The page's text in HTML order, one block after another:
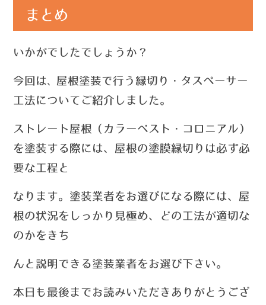
まとめ
いかがでしたでしょうか？
今回は、 屋根塗装で行う縁切り・タスペーサー
工法についてご紹介しました。
ストレート屋根（カラーベスト・コロニアル）
を塗装する際には、屋根の塗膜縁切りは必ず必
要な工程と
なります。塗装業者をお選びになる際には、屋
根の状況をしっかり見極め、どの工法が適切な
のかをきち
んと説明できる塗装業者をお選び下さい。
本日も最後までお読みいただきありがとうござ